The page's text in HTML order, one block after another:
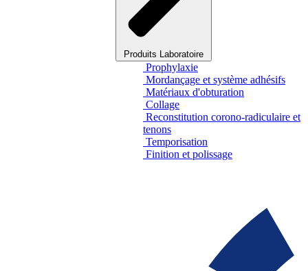
Produits Laboratoire
Prophylaxie
Mordançage et système adhésifs
Matériaux d'obturation
Collage
Reconstitution corono-radiculaire et
tenons
Temporisation
Finition et polissage